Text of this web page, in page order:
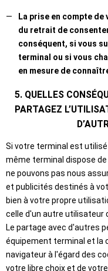
La prise en compte
du retrait de
conséquent, si vous
terminal ou si vous
en mesure de
5. QUELLES
PARTAGEZ
Si votre terminal est
même terminal dispose
ne pouvons pas nous
et publicités destinés à
bien à votre propre
celle d'un autre utilisateur
Le partage avec d'autres
équipement terminal et la
navigateur à l'égard des
votre libre choix et de